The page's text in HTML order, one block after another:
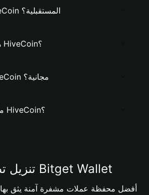
ما إمكانات HiveCoin المستقبلية؟
هل سيرتفع سعر HiveCoin؟
هل محفظة HiveCoin مجانية؟
ما هي قيمة عملة HiveCoin؟
تنزيل تطبيق محفظة Bitget Wallet
أفضل محفظة عملات مشفرة آمنة يثق بها 40 مليون مستخدم